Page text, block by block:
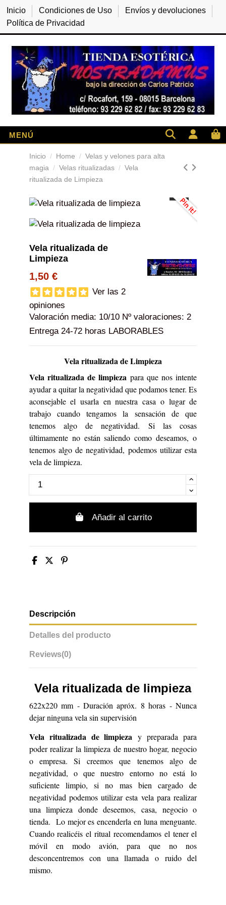
Inicio Condiciones de Uso
Envíos y devoluciones
Política de Privacidad
Inicio Home
Velas y velones para alta
magia
Velas ritualizadas
Vela
ritualizada de Limpieza
Vela ritualizada de
Limpieza
1,50 €
Ver las 2
opiniones
Valoración media: 10/10 Nº valoraciones: 2
Entrega 24-72 horas LABORABLES
Vela ritualizada de Limpieza
Vela ritualizada de limpieza para que nos intente
ayudar a quitar la negatividad que podamos tener. Es
aconsejable el usarla en nuestra casa o lugar de
trabajo cuando tengamos la sensación de que
tenemos algo de negatividad. Si las cosas
últimamente no están saliendo como deseamos, o
tenemos algo de negatividad, podemos utilizar esta
vela de limpieza.
Añadir al carrito
Descripción
Detalles del producto
Reviews(0)
Vela ritualizada de limpieza
622x220 mm - Duración apróx. 8 horas - Nunca
dejar ninguna vela sin supervisión
Vela ritualizada de limpieza y preparada para
poder realizar la limpieza de nuestro hogar, negocio
o empresa. Si creemos que tenemos algo de
negatividad, o que nuestro entorno no está lo
suficiente limpio, si no mas bien cargado de
negatividad podemos utilizar esta vela para realizar
una limpieza donde deseemos, casa, negocio o
tienda. Lo mejor es encenderla en luna menguante.
Cuando realicéis el ritual recomendamos el tener el
móvil en modo avión, para que no nos
desconcentremos con una llamada o ruido del
mismo.